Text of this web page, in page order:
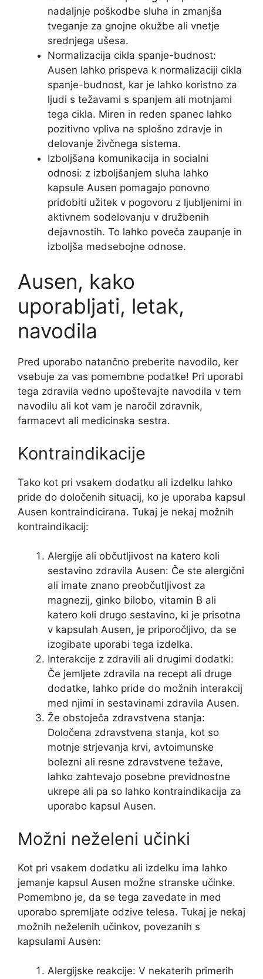
nadaljnje poškodbe sluha in zmanjša
tveganje za gnojne okužbe ali vnetje
srednjega ušesa.
Normalizacija cikla spanje-budnost:
Ausen lahko prispeva k normalizaciji cikla
spanje-budnost, kar je lahko koristno za
ljudi s težavami s spanjem ali motnjami
tega cikla. Miren in reden spanec lahko
pozitivno vpliva na splošno zdravje in
delovanje živčnega sistema.
Izboljšana komunikacija in socialni
odnosi: z izboljšanjem sluha lahko
kapsule Ausen pomagajo ponovno
pridobiti užitek v pogovoru z ljubljenimi in
aktivnem sodelovanju v družbenih
dejavnostih. To lahko poveča zaupanje in
izboljša medsebojne odnose.
Ausen, kako
uporabljati, letak,
navodila
Pred uporabo natančno preberite navodilo, ker
vsebuje za vas pomembne podatke! Pri uporabi
tega zdravila vedno upoštevajte navodila v tem
navodilu ali kot vam je naročil zdravnik,
farmacevt ali medicinska sestra.
Kontraindikacije
Tako kot pri vsakem dodatku ali izdelku lahko
pride do določenih situacij, ko je uporaba kapsul
Ausen kontraindicirana. Tukaj je nekaj možnih
kontraindikacij:
Alergije ali občutljivost na katero koli
sestavino zdravila Ausen: Če ste alergični
ali imate znano preobčutljivost za
magnezij, ginko bilobo, vitamin B ali
katero koli drugo sestavino, ki je prisotna
v kapsulah Ausen, je priporočljivo, da se
izogibate uporabi tega izdelka.
Interakcije z zdravili ali drugimi dodatki:
Če jemljete zdravila na recept ali druge
dodatke, lahko pride do možnih interakcij
med njimi in sestavinami zdravila Ausen.
Že obstoječa zdravstvena stanja:
Določena zdravstvena stanja, kot so
motnje strjevanja krvi, avtoimunske
bolezni ali resne zdravstvene težave,
lahko zahtevajo posebne previdnostne
ukrepe ali pa so lahko kontraindikacija za
uporabo kapsul Ausen.
Možni neželeni učinki
Kot pri vsakem dodatku ali izdelku ima lahko
jemanje kapsul Ausen možne stranske učinke.
Pomembno je, da se tega zavedate in med
uporabo spremljate odzive telesa. Tukaj je nekaj
možnih neželenih učinkov, povezanih s
kapsulami Ausen:
Alergijske reakcije: V nekaterih primerih